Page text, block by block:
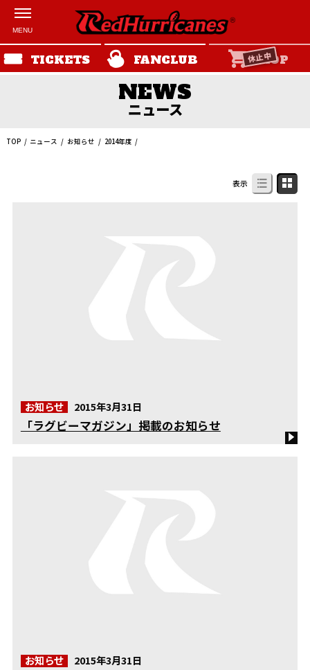
TICKETS FANCLUB SHOP
休止中
ニュース
TOP ニュース お知らせ 2014年度
表示
お知らせ 2015年3月31日
「ラグビーマガジン」掲載のお知らせ
お知らせ 2015年3月31日